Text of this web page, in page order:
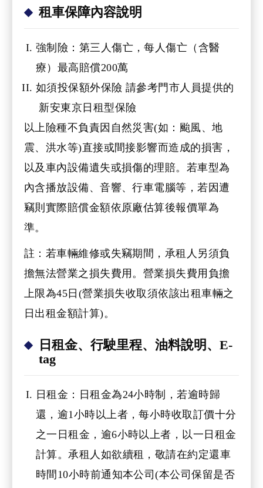
租車保障內容說明
強制險：第三人傷亡，每人傷亡（含醫
療）最高賠償200萬
如須投保額外保險 請參考門市人員提供的
新安東京日租型保險
以上險種不負責因自然災害(如：颱風、地
震、洪水等)直接或間接影響而造成的損害，
以及車內設備遺失或損傷的理賠。若車型為
內含播放設備、音響、行車電腦等，若因遭
竊則實際賠償金額依原廠估算後報價單為
準。
註：若車輛維修或失竊期間，承租人另須負
擔無法營業之損失費用。營業損失費用負擔
上限為45日(營業損失收取須依該出租車輛之
日出租金額計算)。
日租金、行駛里程、油料說明、E-
tag
日租金：日租金為24小時制，若逾時歸
還，逾1小時以上者，每小時收取訂價十分
之一日租金，逾6小時以上者，以一日租金
計算。承租人如欲續租，敬請在約定還車
時間10小時前通知本公司(本公司保留是否